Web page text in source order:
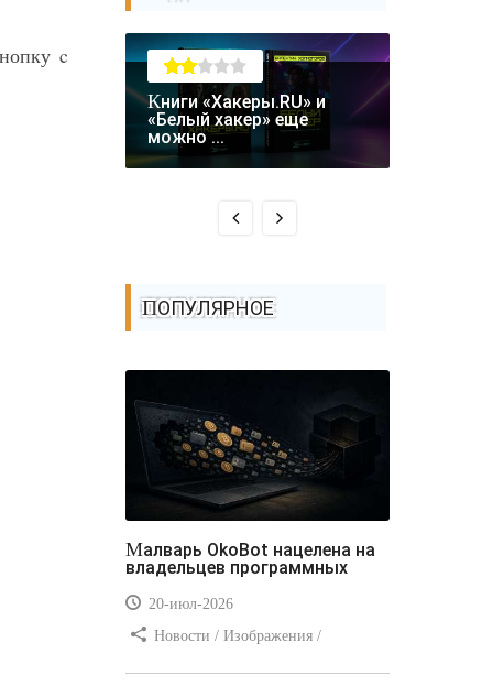
c
Книги «Хакеры.RU» и
«Белый хакер» еще
можно ...
ПОПУЛЯРНОЕ
Малварь OkoBot нацелена на
владельцев программных
20-июл-2026
Новости / Изображения /